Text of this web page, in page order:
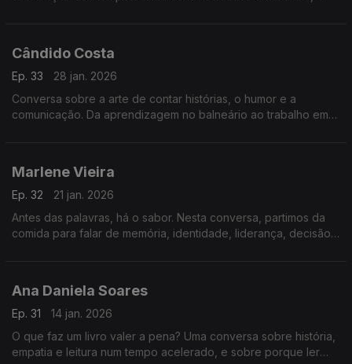
Cândido Costa
Ep. 33
28 jan. 2026
Conversa sobre a arte de contar histórias, o humor e a
comunicação. Da aprendizagem no balneário ao trabalho em
Marlene Vieira
Ep. 32
21 jan. 2026
Antes das palavras, há o sabor. Nesta conversa, partimos da
comida para falar de memória, identidade, liderança, decisão
Ana Daniela Soares
Ep. 31
14 jan. 2026
O que faz um livro valer a pena? Uma conversa sobre história,
empatia e leitura num tempo acelerado, e sobre porque ler